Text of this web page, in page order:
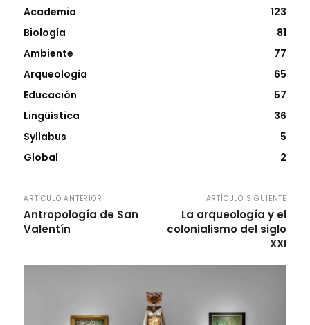
Academia
123
Biología
81
Ambiente
77
Arqueología
65
Educación
57
Lingüística
36
Syllabus
5
Global
2
ARTÍCULO ANTERIOR
Antropología de San
Valentín
ARTÍCULO SIGUIENTE
La arqueología y el
colonialismo del siglo
XXI